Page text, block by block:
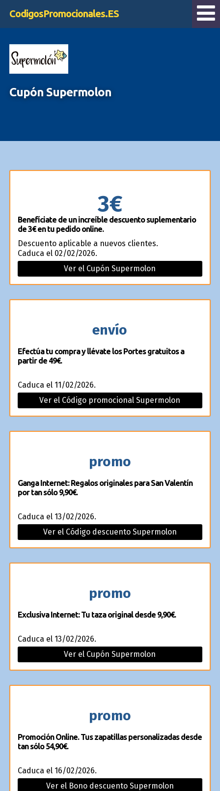
CodigosPromocionales.ES
Cupón Supermolon
3€
Benefíciate de un increíble descuento suplementario
de 3€ en tu pedido online.
Descuento aplicable a nuevos clientes.
Caduca el 02/02/2026.
Ver el Cupón Supermolon
envío
Efectúa tu compra y llévate los Portes gratuitos a
partir de 49€.
Caduca el 11/02/2026.
Ver el Código promocional Supermolon
promo
Ganga Internet: Regalos originales para San Valentín
por tan sólo 9,90€.
Caduca el 13/02/2026.
Ver el Código descuento Supermolon
promo
Exclusiva Internet: Tu taza original desde 9,90€.
Caduca el 13/02/2026.
Ver el Cupón Supermolon
promo
Promoción Online. Tus zapatillas personalizadas desde
tan sólo 54,90€.
Caduca el 16/02/2026.
Ver el Bono descuento Supermolon